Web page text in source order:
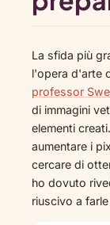
La sfida più
l'opera d'arte
professor
di immagini
elementi
aumentare i
cercare di
ho dovuto
riuscivo a